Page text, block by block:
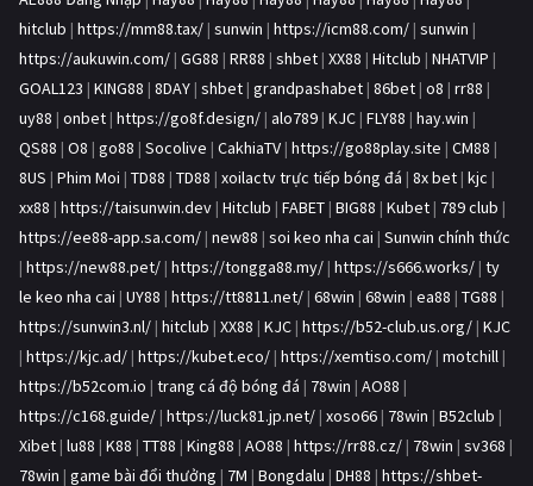
hitclub | https://mm88.tax/ | sunwin | https://icm88.com/ | sunwin |
https://aukuwin.com/ | GG88 | RR88 | shbet | XX88 | Hitclub | NHATVIP |
GOAL123 | KING88 | 8DAY | shbet | grandpashabet | 86bet | o8 | rr88 |
uy88 | onbet | https://go8f.design/ | alo789 | KJC | FLY88 | hay.win |
QS88 | O8 | go88 | Socolive | CakhiaTV | https://go88play.site | CM88 |
8US | Phim Moi | TD88 | TD88 | xoilactv trực tiếp bóng đá | 8x bet | kjc |
xx88 | https://taisunwin.dev | Hitclub | FABET | BIG88 | Kubet | 789 club |
https://ee88-app.sa.com/ | new88 | soi keo nha cai | Sunwin chính thức
| https://new88.pet/ | https://tongga88.my/ | https://s666.works/ | ty
le keo nha cai | UY88 | https://tt8811.net/ | 68win | 68win | ea88 | TG88 |
https://sunwin3.nl/ | hitclub | XX88 | KJC | https://b52-club.us.org/ | KJC
| https://kjc.ad/ | https://kubet.eco/ | https://xemtiso.com/ | motchill |
https://b52com.io | trang cá độ bóng đá | 78win | AO88 |
https://c168.guide/ | https://luck81.jp.net/ | xoso66 | 78win | B52club |
Xibet | lu88 | K88 | TT88 | King88 | AO88 | https://rr88.cz/ | 78win | sv368 |
78win | game bài đổi thưởng | 7M | Bongdalu | DH88 | https://shbet-